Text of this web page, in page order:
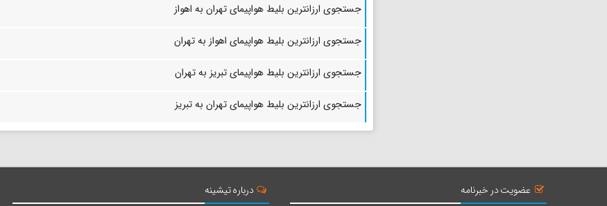
منطقه حفاظت شده بیستون
جستجوی ارزانترین بلیط هواپیمای تهران به اهواز
جستجوی ارزانترین بلیط هواپیمای اهواز به تهران
جستجوی ارزانترین بلیط هواپیمای تبریز به تهران
جستجوی ارزانترین بلیط هواپیمای تهران به تبریز
عضویت در خبرنامه درباره تیشینه